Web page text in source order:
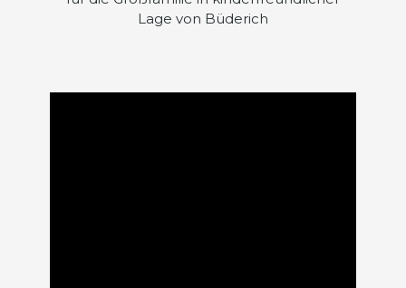
Lage von Büderich